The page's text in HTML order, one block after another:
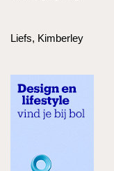
Liefs, Kimberley